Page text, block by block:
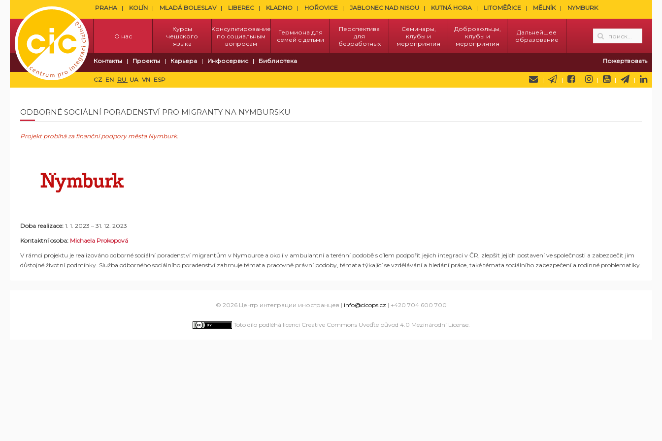
PRAHA KOLÍN MLADÁ BOLESLAV LIBEREC KLADNO HOŘOVICE JABLONEC NAD NISOU KUTNÁ HORA LITOMĚŘICE MĚLNÍK NYMBURK
О нас
Курсы
чешского
языка
Kонсультирование
по социальным
вопросам
Гермиона для
семей с детьми
Перспектива
для
безработных
Семинары,
клубы и
мероприятия
Добровольцы,
клубы и
мероприятия
Дальнейшее
образование
Контакты Проекты Карьера Инфосервис Библиотека Пожертвовать
CZ EN RU UA VN ESP
ODBORNÉ SOCIÁLNÍ PORADENSTVÍ PRO MIGRANTY NA NYMBURSKU
Projekt probíhá za finanční podpory města Nymburk.
Doba realizace: 1. 1. 2023 – 31. 12. 2023
Kontaktní osoba: Michaela Prokopová
V rámci projektu je realizováno odborné sociální poradenství migrantům v Nymburce a okolí v ambulantní a terénní podobě s cílem podpořit jejich integraci v ČR, zlepšit jejich postavení ve společnosti a zabezpečit jim
důstojné životní podmínky. Služba odborného sociálního poradenství zahrnuje témata pracovně právní podoby, témata týkající se vzdělávání a hledání práce, také témata sociálního zabezpečení a rodinné problematiky.
© 2026 Центр интеграции иностранцев | info@cicops.cz | +420 704 600 700
Toto dílo podléhá licenci Creative Commons Uveďte původ 4.0 Mezinárodní License.